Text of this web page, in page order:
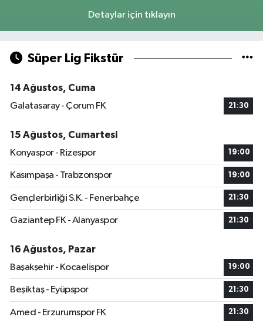
Detaylar için tıklayın
Süper Lig Fikstür
14 Ağustos, Cuma
Galatasaray - Çorum FK
21:30
15 Ağustos, Cumartesi
Konyaspor - Rizespor
19:00
Kasımpaşa - Trabzonspor 19:00
Gençlerbirliği S.K. - Fenerbahçe 21:30
Gaziantep FK - Alanyaspor 21:30
16 Ağustos, Pazar
Başakşehir - Kocaelispor
19:00
Beşiktaş - Eyüpspor 21:30
Amed - Erzurumspor FK 21:30